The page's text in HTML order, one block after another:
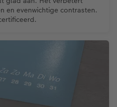
en evenwichtige contrasten.